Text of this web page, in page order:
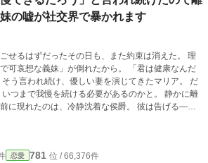
の嘘が社交界で暴かれます
せるはずだったその日も、また約束は消えた。 理
義妹」が倒れたから。 「君は健康なんだ
で我慢を続ける必要があるのかと。 静かに離
に現れたのは、冷静沈着な侯爵。 彼は告げる――
可哀想な少女”の
台で暴かれる、歪んだ関係と嘘の構図。 これ
が、真実を取り戻す物語。 その時、“守られる側”だ
ぶのか。
恋愛 781 位 / 66,376件